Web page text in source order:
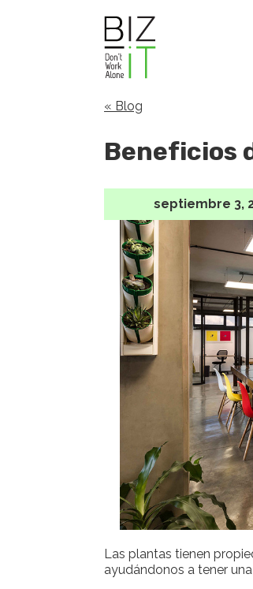
« Blog
Beneficios
septiembre 3,
Las plantas tienen
ayudándonos a tener